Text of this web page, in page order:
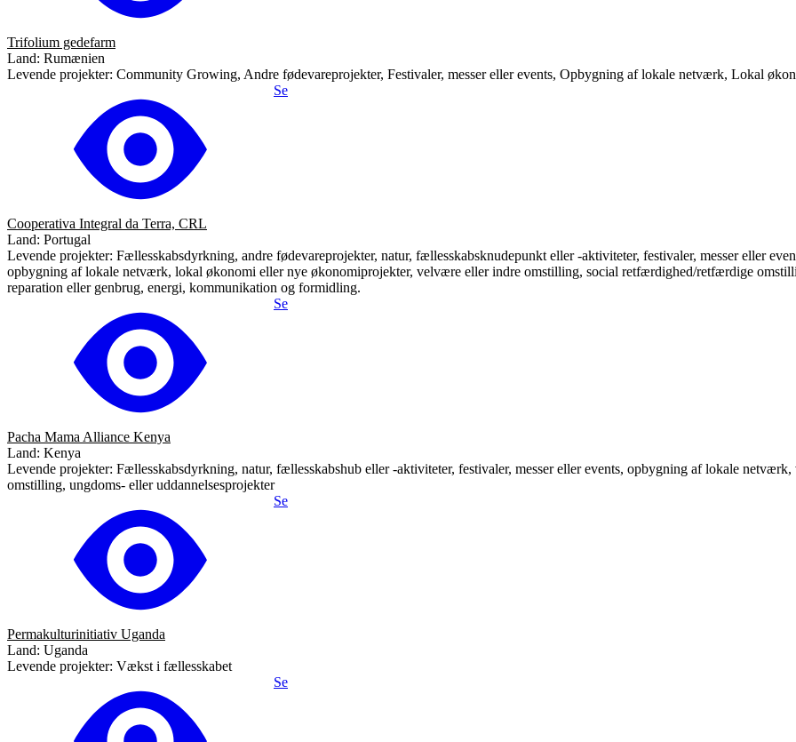
Trifolium gedefarm
Land: Rumænien
Levende projekter: Community Growing, Andre fødevareprojekter, Festivaler, messer eller events, Opbygning af lokale netværk, Lokal
Se
Cooperativa Integral da Terra, CRL
Land: Portugal
Levende projekter: Fællesskabsdyrkning, andre fødevareprojekter, natur, fællesskabsknudepunkt eller -aktiviteter, festivaler, messer eller
opbygning af lokale netværk, lokal økonomi eller nye økonomiprojekter, velvære eller indre omstilling, social retfærdighed/retfærdige
reparation eller genbrug, energi, kommunikation og formidling.
Se
Pacha Mama Alliance Kenya
Land: Kenya
Levende projekter: Fællesskabsdyrkning, natur, fællesskabshub eller -aktiviteter, festivaler, messer eller events, opbygning af lokale
omstilling, ungdoms- eller uddannelsesprojekter
Se
Permakulturinitiativ Uganda
Land: Uganda
Levende projekter: Vækst i fællesskabet
Se